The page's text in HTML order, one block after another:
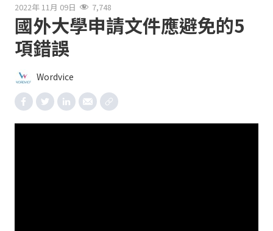
2022年 11月 09日 7,748
國外大學申請文件應避免的5
項錯誤
Wordvice